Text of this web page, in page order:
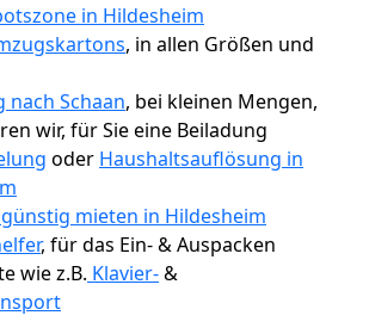
in Hildesheim
, in allen Größen und
nach Schaan, bei kleinen Mengen,
wir, für Sie eine Beiladung
oder Haushaltsauflösung in
mieten in Hildesheim
, für das Ein- & Auspacken
wie z.B. Klavier-&